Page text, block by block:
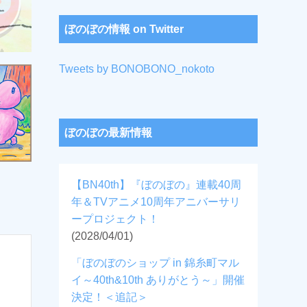
ぼのぼの情報 on Twitter
Tweets by BONOBONO_nokoto
ぼのぼの最新情報
【BN40th】『ぼのぼの』連載40周
年＆TVアニメ10周年アニバーサリ
ープロジェクト！
(2028/04/01)
「ぼのぼのショップ in 錦糸町マル
イ～40th&10th ありがとう～」開催
決定！＜追記＞